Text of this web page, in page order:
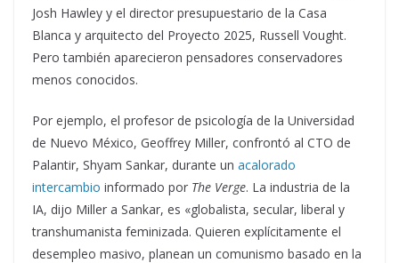
Josh Hawley y el director presupuestario de la Casa
Blanca y arquitecto del Proyecto 2025, Russell Vought.
Pero también aparecieron pensadores conservadores
menos conocidos.
Por ejemplo, el profesor de psicología de la Universidad
de Nuevo México, Geoffrey Miller, confrontó al CTO de
Palantir, Shyam Sankar, durante un acalorado
intercambio informado por The Verge. La industria de la
IA, dijo Miller a Sankar, es «globalista, secular, liberal y
transhumanista feminizada. Quieren explícitamente el
desempleo masivo, planean un comunismo basado en la